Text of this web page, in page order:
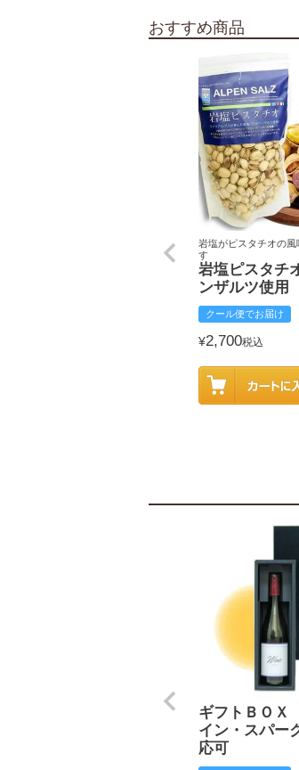
おすすめ商品
岩塩がピスタチオの風
す
岩塩ピスタ
ンザルツ使用
クール便でお届け
¥2,700税込
ギフトＢＯ
イン・スパー
応可